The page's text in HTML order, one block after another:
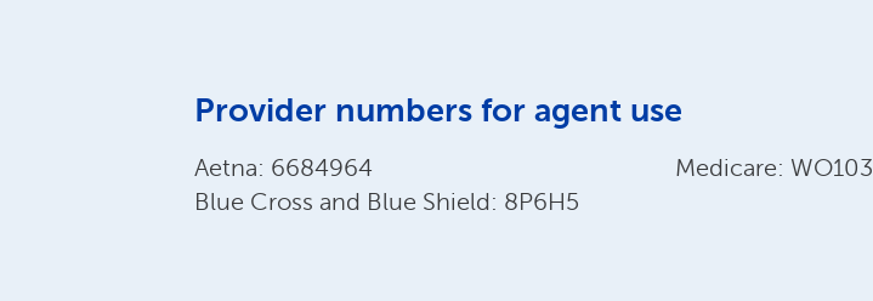
Provider numbers for agent use
Aetna: 6684964
Blue Cross and Blue Shield: 8P6H5
Medicare: WO103